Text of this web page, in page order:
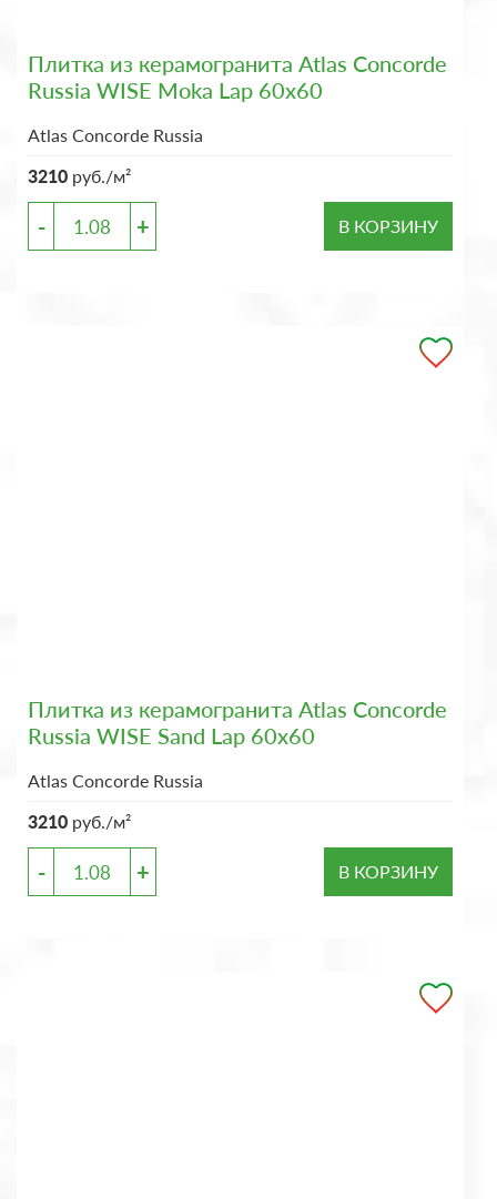
Плитка из керамогранита Atlas Concorde
Russia WISE Moka Lap 60x60
Atlas Concorde Russia
3210 руб./м²
- + В КОРЗИНУ
Плитка из керамогранита Atlas Concorde
Russia WISE Sand Lap 60x60
Atlas Concorde Russia
3210 руб./м²
- + В КОРЗИНУ